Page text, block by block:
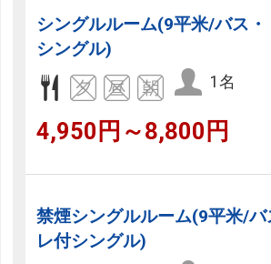
シングルルーム(9平米/バス
シングル)
1名
4,950円～8,800円
禁煙シングルルーム(9平米/バ
レ付シングル)